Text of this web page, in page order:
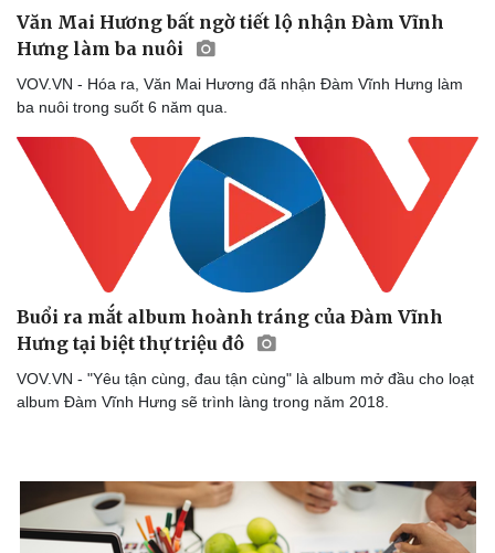
Văn Mai Hương bất ngờ tiết lộ nhận Đàm Vĩnh
Hưng làm ba nuôi
VOV.VN - Hóa ra, Văn Mai Hương đã nhận Đàm Vĩnh Hưng làm
ba nuôi trong suốt 6 năm qua.
Buổi ra mắt album hoành tráng của Đàm Vĩnh
Hưng tại biệt thự triệu đô
VOV.VN - "Yêu tận cùng, đau tận cùng" là album mở đầu cho loạt
album Đàm Vĩnh Hưng sẽ trình làng trong năm 2018.